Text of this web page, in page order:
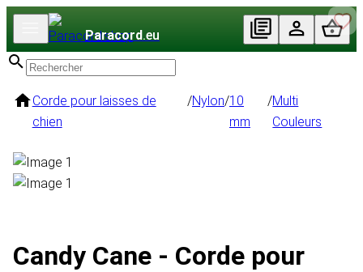
Paracord.eu
Corde pour laisses de
chien
/Nylon/10
mm
/Multi
Couleurs
Candy Cane - Corde pour